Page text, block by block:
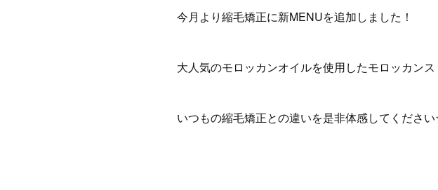
今月より縮毛矯正に新MENUを追加しました！
大人気のモロッカンオイルを使用したモロッカン
いつもの縮毛矯正との違いを是非体感してくださ